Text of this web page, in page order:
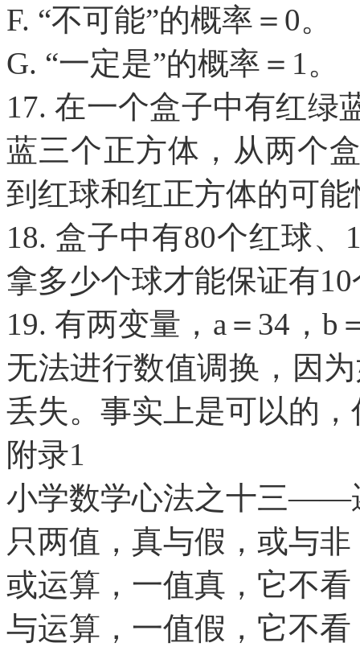
F. “不可能”的概率＝0。
G. “一定是”的概率＝1。
17. 在一个盒子中有红绿
蓝三个正方体，从两个
到红球和红正方体的可
18. 盒子中有80个红球
拿多少个球才能保证有
19. 有两变量，a＝34，b
无法进行数值调换，因
丢失。事实上是可以的
附录1
小学数学心法之十三——
只两值，真与假，或与
或运算，一值真，它不
与运算，一值假，它不